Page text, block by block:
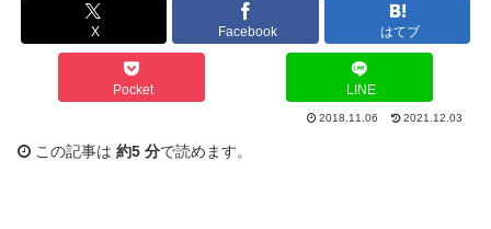
X Facebook はてブ
Pocket LINE
2018.11.06 2021.12.03
この記事は 約5 分で読めます。